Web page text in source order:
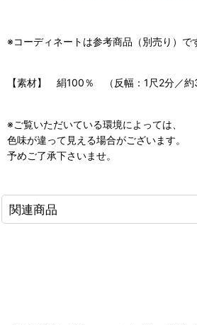
※コーディネートは参考商品（別売り）で
【素材】 絹100％ （反幅：1尺2分／約
※ご覧いただいている環境によっては、
色味が違って見える場合がございます。
予めご了承下さいませ。
関連商品